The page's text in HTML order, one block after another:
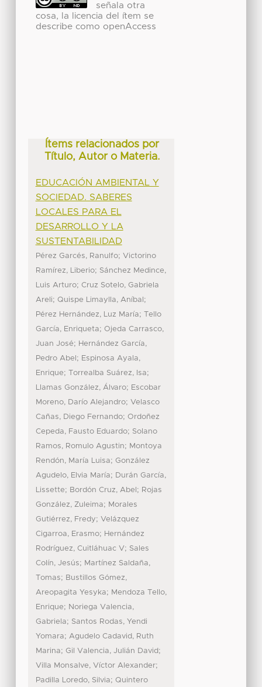
señala otra
cosa, la licencia del ítem se
describe como openAccess
Ítems relacionados por
Título, Autor o Materia.
EDUCACIÓN AMBIENTAL Y
SOCIEDAD. SABERES
LOCALES PARA EL
DESARROLLO Y LA
SUSTENTABILIDAD
Pérez Garcés, Ranulfo; Victorino
Ramírez, Liberio; Sánchez Medince,
Luis Arturo; Cruz Sotelo, Gabriela
Areli; Quispe Limaylla, Aníbal ;
Pérez Hernández, Luz María;
Tello
García, Enriqueta; Ojeda Carrasco,
Juan José; Hernández García,
Pedro Abel ; Espinosa Ayala,
Enrique; Torrealba Suárez, Isa;
Llamas González, Álvaro; Escobar
Moreno, Darío Alejandro; Velasco
Cañas, Diego Fernando; Ordoñez
Cepeda, Fausto Eduardo; Solano
Ramos, Romulo Agustin; Montoya
Rendón, María Luisa; González
Agudelo, Elvia María; Durán García,
Lissette; Bordón Cruz, Abel ; Rojas
González, Zuleima; Morales
Gutiérrez, Fredy; Velázquez
Cigarroa, Erasmo; Hernández
Rodríguez, Cuitláhuac V; Sales
Colín, Jesús; Martínez Saldaña,
Tomas; Bustillos Gómez,
Areopagita Yesyka; Mendoza Tello,
Enrique; Noriega Valencia,
Gabriela; Santos Rodas, Yendi
Yomara; Agudelo Cadavid, Ruth
Marina; Gil Valencia, Julián David;
Villa Monsalve, Víctor Alexander;
Padilla Loredo, Silvia; Quintero